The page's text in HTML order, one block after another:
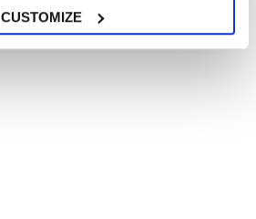
CUSTOMIZE